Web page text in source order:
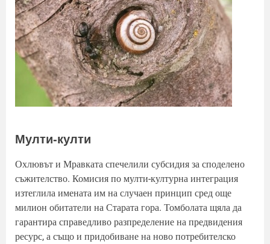
Мулти-култи
Охлювът и Мравката спечелили субсидия за споделено
съжителство. Комисия по мулти-културна интеграция
изтеглила имената им на случаен принцип сред още
милион обитатели на Старата гора. Томболата щяла да
гарантира справедливо разпределение на предвидения
ресурс, а също и придобиване на ново потребителско